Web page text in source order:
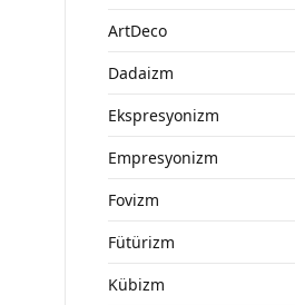
ArtDeco
Dadaizm
Ekspresyonizm
Empresyonizm
Fovizm
Fütürizm
Kübizm